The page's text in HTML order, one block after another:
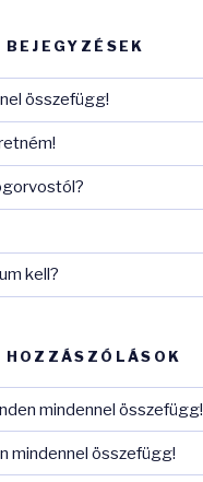
összefügg!
kell?
HOZZÁSZÓLÁSOK
mindennel összefügg!
mindennel összefügg!